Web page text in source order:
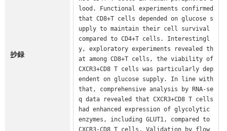
抄録
lood. Functional experiments confirmed
that CD8+T cells depended on glucose s
upply to maintain their cell survival
compared to CD4+T cells. Interestingl
y, exploratory experiments revealed th
at among CD8+T cells, the viability of
CXCR3+CD8 T cells was particularly dep
endent on glucose supply. In line with
that, comprehensive analysis by RNA-se
q data revealed that CXCR3+CD8 T cells
had enhanced expression of glycolytic
enzymes, including GLUT1, compared to
CXCR3-CD8 T cells. Validation by flow